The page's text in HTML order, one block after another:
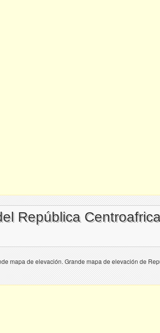
República
mapa de elevación. Grande mapa de elevación de